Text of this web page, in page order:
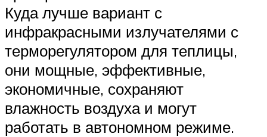
Куда лучше вариант с
инфракрасными излучателями с
терморегулятором для теплицы,
они мощные, эффективные,
экономичные, сохраняют
влажность воздуха и могут
работать в автономном режиме.